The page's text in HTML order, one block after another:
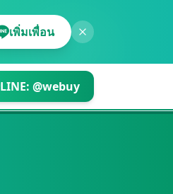
เพิ่มเพื่อน
LINE: @webuy